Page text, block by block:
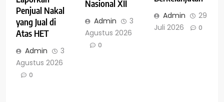
Penjual Nakal
yang Jual di
Atas HET
Admin
3
Agustus 2026
0
Nasional XII
Admin
3
Agustus 2026
0
Admin
29
Juli 2026
0